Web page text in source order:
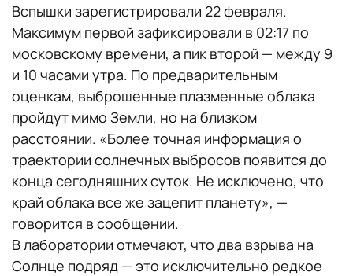
Вспышки зарегистрировали 22 февраля.
Максимум первой зафиксировали в 02:17 по
московскому времени, а пик второй — между 9
и 10 часами утра. По предварительным
оценкам, выброшенные плазменные облака
пройдут мимо Земли, но на близком
расстоянии. «Более точная информация о
траектории солнечных выбросов появится до
конца сегодняшних суток. Не исключено, что
край облака все же зацепит планету», —
говорится в сообщении.
В лаборатории отмечают, что два взрыва на
Солнце подряд — это исключительно редкое